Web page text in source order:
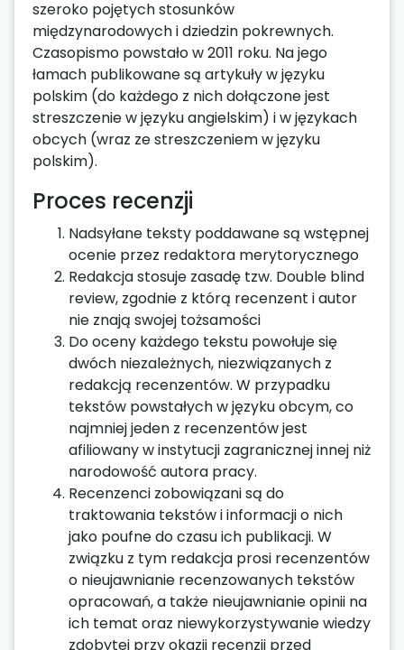
szeroko pojętych stosunków
międzynarodowych i dziedzin pokrewnych.
Czasopismo powstało w 2011 roku. Na jego
łamach publikowane są artykuły w języku
polskim (do każdego z nich dołączone jest
streszczenie w języku angielskim) i w językach
obcych (wraz ze streszczeniem w języku
polskim).
Proces recenzji
Nadsyłane teksty poddawane są wstępnej
ocenie przez redaktora merytorycznego
Redakcja stosuje zasadę tzw. Double blind
review, zgodnie z którą recenzent i autor
nie znają swojej tożsamości
Do oceny każdego tekstu powołuje się
dwóch niezależnych, niezwiązanych z
redakcją recenzentów. W przypadku
tekstów powstałych w języku obcym, co
najmniej jeden z recenzentów jest
afiliowany w instytucji zagranicznej innej niż
narodowość autora pracy.
Recenzenci zobowiązani są do
traktowania tekstów i informacji o nich
jako poufne do czasu ich publikacji. W
związku z tym redakcja prosi recenzentów
o nieujawnianie recenzowanych tekstów
opracowań, a także nieujawnianie opinii na
ich temat oraz niewykorzystywanie wiedzy
zdobytej przy okazji recenzji przed